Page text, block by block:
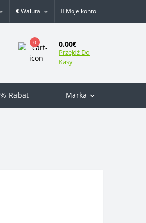
€Waluta Moje konto
0 0.00€
Przejdź Do
Kasy
% Rabat Marka